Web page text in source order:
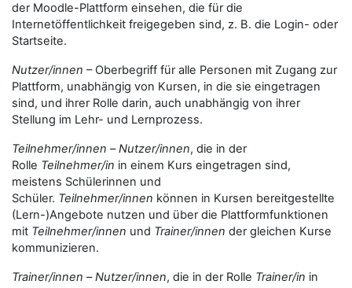
der Moodle-Plattform einsehen, die für die
Internetöffentlichkeit freigegeben sind, z. B. die Login- oder
Startseite.
Nutzer/innen – Oberbegriff für alle Personen mit Zugang zur
Plattform, unabhängig von Kursen, in die sie eingetragen
sind, und ihrer Rolle darin, auch unabhängig von ihrer
Stellung im Lehr- und Lernprozess.
Teilnehmer/innen –Nutzer/innen, die in der
Rolle Teilnehmer/in in einem Kurs eingetragen sind,
meistens Schülerinnen und
Schüler. Teilnehmer/innen können in Kursen bereitgestellte
(Lern-)Angebote nutzen und über die Plattformfunktionen
mit Teilnehmer/innen und Trainer/innen der gleichen Kurse
kommunizieren.
Trainer/innen –Nutzer/innen, die in der Rolle Trainer/in in